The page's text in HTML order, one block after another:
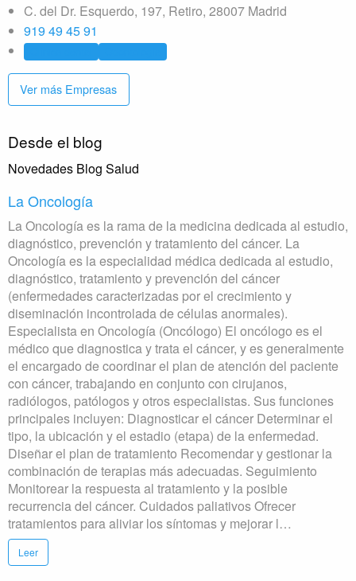
C. del Dr. Esquerdo, 197, Retiro, 28007 Madrid
919 49 45 91
Ver más Empresas
Desde el blog
Novedades Blog Salud
La Oncología
La Oncología es la rama de la medicina dedicada al estudio,
diagnóstico, prevención y tratamiento del cáncer. La
Oncología es la especialidad médica dedicada al estudio,
diagnóstico, tratamiento y prevención del cáncer
(enfermedades caracterizadas por el crecimiento y
diseminación incontrolada de células anormales).
Especialista en Oncología (Oncólogo) El oncólogo es el
médico que diagnostica y trata el cáncer, y es generalmente
el encargado de coordinar el plan de atención del paciente
con cáncer, trabajando en conjunto con cirujanos,
radiólogos, patólogos y otros especialistas. Sus funciones
principales incluyen: Diagnosticar el cáncer Determinar el
tipo, la ubicación y el estadio (etapa) de la enfermedad.
Diseñar el plan de tratamiento Recomendar y gestionar la
combinación de terapias más adecuadas. Seguimiento
Monitorear la respuesta al tratamiento y la posible
recurrencia del cáncer. Cuidados paliativos Ofrecer
tratamientos para aliviar los síntomas y mejorar l…
Leer